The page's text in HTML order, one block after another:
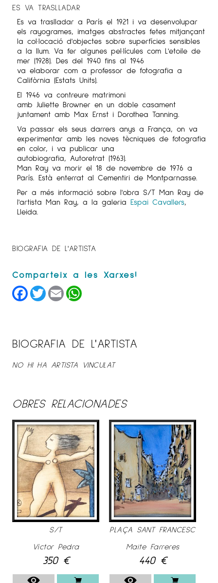
ES VA TRASLLADAR
Es va traslladar a París el 1921 i va desenvolupar
els rayogrames, imatges abstractes fetes mitjançant
la col·locació d'objectes sobre superfícies sensibles
a la llum. Va fer algunes pel·lícules com L'etoile de
mer (1928). Des del 1940 fins al 1946
va elaborar com a professor de fotografia a
Califòrnia (Estats Units).
El 1946 va contreure matrimoni
amb Juliette Browner en un doble casament
juntament amb Max Ernst i Dorothea Tanning.
Va passar els seus darrers anys a França, on va
experimentar amb les noves tècniques de fotografia
en color, i va publicar una
autobiografia, Autoretrat (1963).
Man Ray va morir el 18 de novembre de 1976 a
París. Està enterrat al Cementiri de Montparnasse.
Per a més informació sobre l'obra S/T Man Ray de
l'artista Man Ray, a la galeria Espai Cavallers,
Lleida.
BIOGRAFIA DE L'ARTISTA
Facebook
TwitterEmail
BIOGRAFIA DE L'ARTISTA
NO HI HA ARTISTA VINCULAT
OBRES RELACIONADES
S/T
Víctor Pedra
350 €
PLAÇA SANT FRANCESC
Maite Farreres
440 €